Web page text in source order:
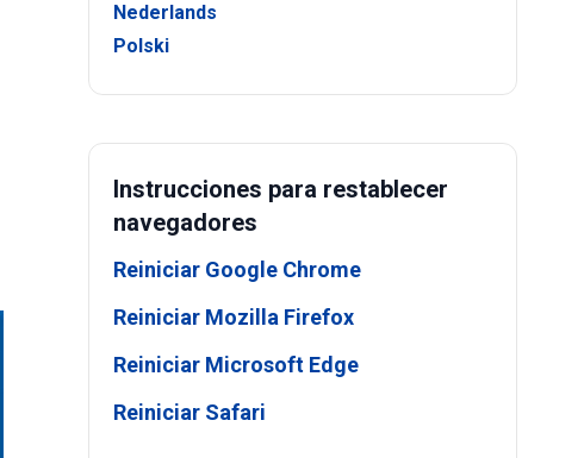
Nederlands
Polski
Instrucciones para restablecer
navegadores
Reiniciar Google Chrome
Reiniciar Mozilla Firefox
Reiniciar Microsoft Edge
Reiniciar Safari